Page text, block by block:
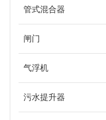
管式混合器
闸门
气浮机
污水提升器